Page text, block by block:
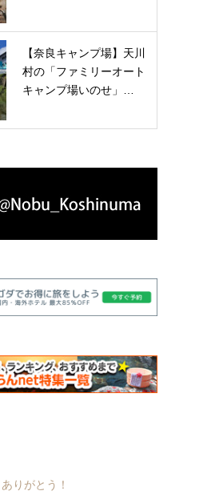
【奈良キャンプ場】天川
村の「ファミリーオート
キャンプ場いのせ」…
りがとう！